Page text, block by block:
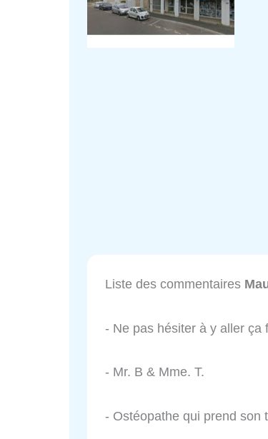
Liste des commentaires
- Ne pas hésiter à y aller ça
- Mr. B & Mme. T.
- Ostéopathe qui prend son